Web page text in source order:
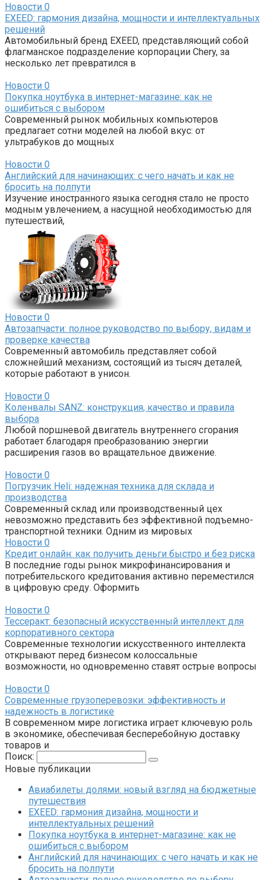
Новости 0
EXEED: гармония дизайна, мощности и интеллектуальных
решений
Автомобильный бренд EXEED, представляющий собой
флагманское подразделение корпорации Chery, за
несколько лет превратился в
Новости 0
Покупка ноутбука в интернет-магазине: как не
ошибиться с выбором
Современный рынок мобильных компьютеров
предлагает сотни моделей на любой вкус: от
ультрабуков до мощных
Новости 0
Английский для начинающих: с чего начать и как не
бросить на полпути
Изучение иностранного языка сегодня стало не просто
модным увлечением, а насущной необходимостью для
путешествий,
Новости 0
Автозапчасти: полное руководство по выбору, видам и
проверке качества
Современный автомобиль представляет собой
сложнейший механизм, состоящий из тысяч деталей,
которые работают в унисон.
Новости 0
Коленвалы SANZ: конструкция, качество и правила
выбора
Любой поршневой двигатель внутреннего сгорания
работает благодаря преобразованию энергии
расширения газов во вращательное движение.
Новости 0
Погрузчик Heli: надежная техника для склада и
производства
Современный склад или производственный цех
невозможно представить без эффективной подъемно-
транспортной техники. Одним из мировых
Новости 0
Кредит онлайн: как получить деньги быстро и без риска
В последние годы рынок микрофинансирования и
потребительского кредитования активно переместился
в цифровую среду. Оформить
Новости 0
Тессеракт: безопасный искусственный интеллект для
корпоративного сектора
Современные технологии искусственного интеллекта
открывают перед бизнесом колоссальные
возможности, но одновременно ставят острые вопросы
Новости 0
Современные грузоперевозки: эффективность и
надежность в логистике
В современном мире логистика играет ключевую роль
в экономике, обеспечивая бесперебойную доставку
товаров и
Поиск:
Новые публикации
Авиабилеты долями: новый взгляд на бюджетные
путешествия
EXEED: гармония дизайна, мощности и
интеллектуальных решений
Покупка ноутбука в интернет-магазине: как не
ошибиться с выбором
Английский для начинающих: с чего начать и как не
бросить на полпути